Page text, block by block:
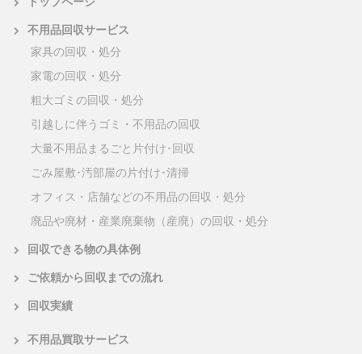
不用品回収サービス
家具の回収・処分
家電の回収・処分
粗大ゴミの回収・処分
引越しに伴うゴミ・不用品の回収
大量不用品まるごと片付け･回収
ごみ屋敷･汚部屋の片付け･清掃
オフィス・店舗などの不用品の回収・処分
廃品や廃材・産業廃棄物（産廃）の回収・処分
回収できる物の具体例
ご依頼から回収までの流れ
回収実績
不用品買取サービス